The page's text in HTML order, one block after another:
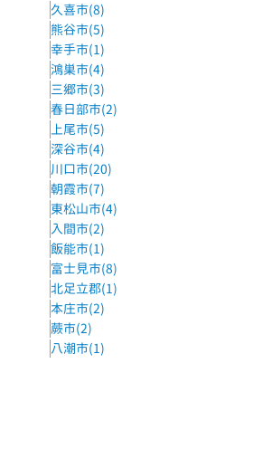
久喜市(8)
熊谷市(5)
幸手市(1)
鴻巣市(4)
三郷市(3)
春日部市(2)
上尾市(5)
深谷市(4)
川口市(20)
朝霞市(7)
東松山市(4)
入間市(2)
飯能市(1)
富士見市(8)
北足立郡(1)
本庄市(2)
蕨市(2)
八潮市(1)